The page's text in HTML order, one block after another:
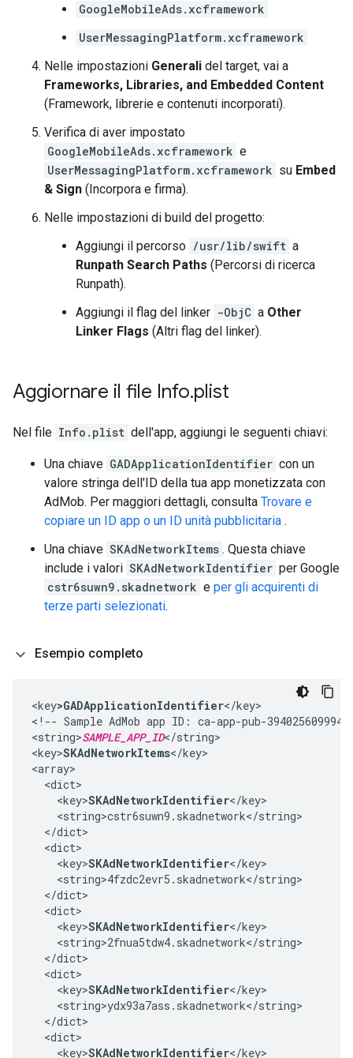
GoogleMobileAds.xcframework
UserMessagingPlatform.xcframework
Nelle impostazioni Generali del target, vai a
Frameworks, Libraries, and Embedded Content
(Framework, librerie e contenuti incorporati).
Verifica di aver impostato
GoogleMobileAds.xcframework e
UserMessagingPlatform.xcframework su Embed
& Sign (Incorpora e firma).
Nelle impostazioni di build del progetto:
Aggiungi il percorso /usr/lib/swift a
Runpath Search Paths (Percorsi di ricerca
Runpath).
Aggiungi il flag del linker -ObjC a Other
Linker Flags (Altri flag del linker).
Aggiornare il file Info.plist
Nel file Info.plist dell'app, aggiungi le seguenti chiavi:
Una chiave GADApplicationIdentifier con un
valore stringa dell'ID della tua app monetizzata con
AdMob. Per maggiori dettagli, consulta Trovare e
copiare un ID app o un ID unità pubblicitaria .
Una chiave SKAdNetworkItems . Questa chiave
include i valori SKAdNetworkIdentifier per Google
cstr6suwn9.skadnetwork e per gli acquirenti di
terze parti selezionati.
Esempio completo
<key>GADApplicationIdentifier</key>
<!-- Sample AdMob app ID: ca-app-pub-
<string>SAMPLE_APP_ID</string>
<key>SKAdNetworkItems</key>
<array>
  <dict>
    <key>
SKAdNetworkIdentifier</key>
    <string>cstr6suwn9.skadnetwork</string>
  </dict>
  <dict>
    <key>
SKAdNetworkIdentifier</key>
    <string>4fzdc2evr5.skadnetwork</string>
  </dict>
  <dict>
    <key>
SKAdNetworkIdentifier</key>
    <string>2fnua5tdw4.skadnetwork</string>
  </dict>
  <dict>
    <key>
SKAdNetworkIdentifier</key>
    <string>ydx93a7ass.skadnetwork</string>
  </dict>
  <dict>
    <key>
SKAdNetworkIdentifier</key>